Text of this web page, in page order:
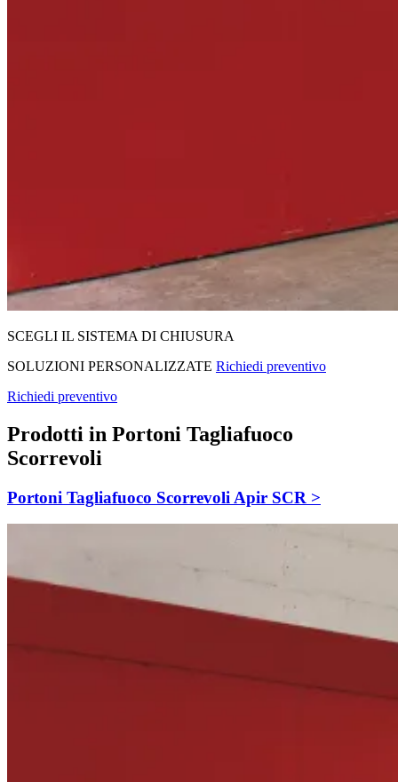
SCEGLI IL SISTEMA DI CHIUSURA
SOLUZIONI PERSONALIZZATE Richiedi preventivo
Richiedi preventivo
Prodotti in Portoni Tagliafuoco
Scorrevoli
Portoni Tagliafuoco Scorrevoli Apir SCR >